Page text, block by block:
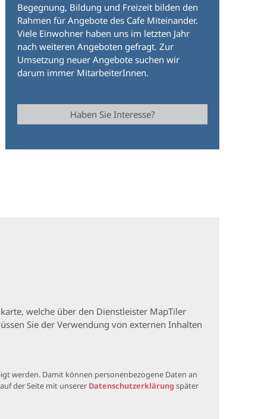
Begegnung, Bildung und Freizeit bilden den
Rahmen für Angebote des Cafe Miteinander.
Viele Einwohner haben uns im letzten Jahr
nach weiteren Angeboten gefragt. Zur
Umsetzung neuer Angebote suchen wir
darum immer MitarbeiterInnen.
Haben Sie Interesse?
welche über den Dienstleister MapTiler
Sie der Verwendung von externen Inhalten
werden. Damit können personenbezogene Daten an
der Seite mit unserer Datenschutzerklärung später